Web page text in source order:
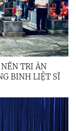
TRI ÂN
BINH LIỆT SĨ